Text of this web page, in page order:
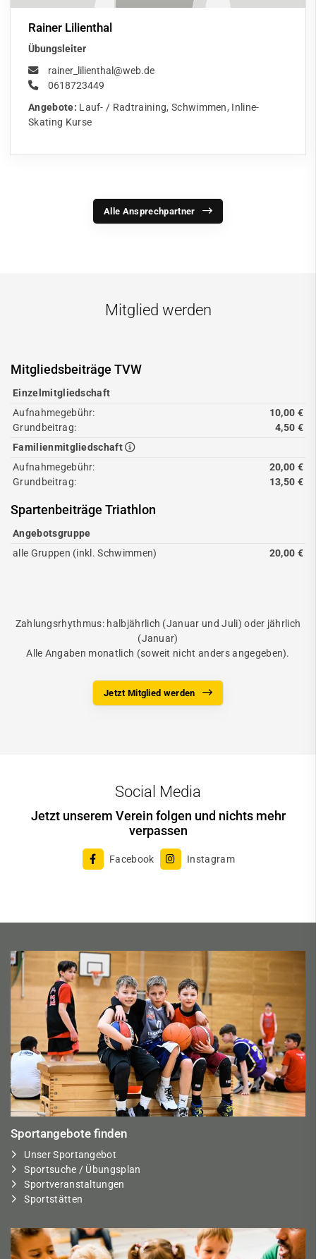
Rainer Lilienthal
Übungsleiter
rainer_lilienthal@web.de
0618723449
Angebote: Lauf- / Radtraining, Schwimmen, Inline-
Skating Kurse
Alle Ansprechpartner
Mitglied werden
Mitgliedsbeiträge TVW
Einzelmitgliedschaft
Aufnahmegebühr:
Grundbeitrag:
10,00 €
4,50 €
Familienmitgliedschaft
Aufnahmegebühr:
Grundbeitrag:
20,00 €
13,50 €
Spartenbeiträge Triathlon
Angebotsgruppe
alle Gruppen (inkl. Schwimmen)
20,00 €
Zahlungsrhythmus: halbjährlich (Januar und Juli) oder jährlich
(Januar)
Alle Angaben monatlich (soweit nicht anders angegeben).
Jetzt Mitglied werden
Social Media
Jetzt unserem Verein folgen und nichts mehr
verpassen
Facebook Instagram
Sportangebote finden
Unser Sportangebot
Sportsuche / Übungsplan
Sportveranstaltungen
Sportstätten